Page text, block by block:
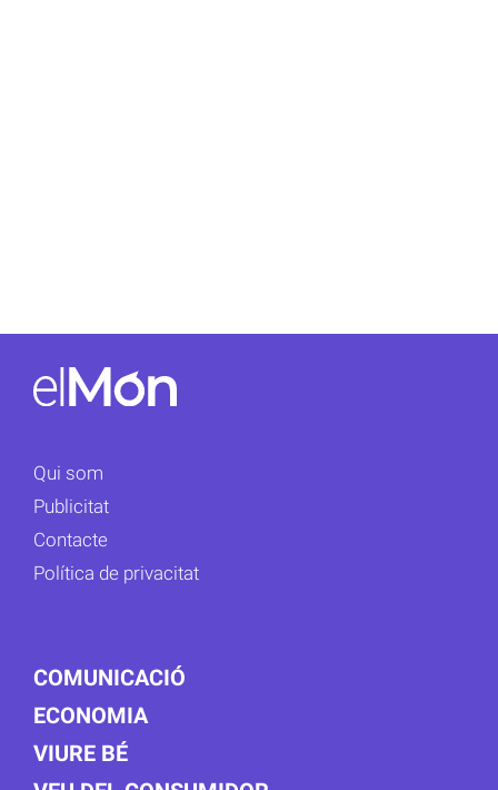
Qui som
Publicitat
Contacte
Política de privacitat
COMUNICACIÓ
ECONOMIA
VIURE BÉ